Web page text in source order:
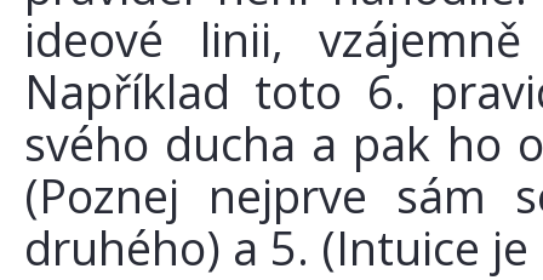
ideové linii,
Například toto 6.
svého ducha a pak ho
(Poznej nejprve sám
druhého) a 5. (Intuice